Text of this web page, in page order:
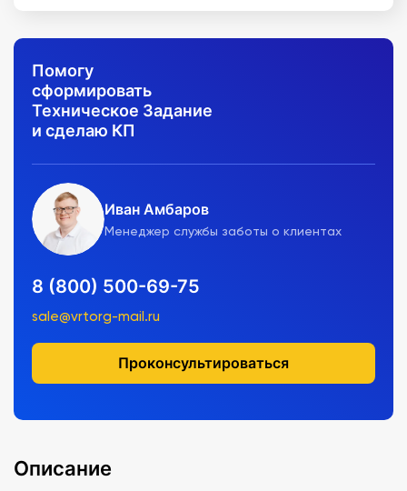
Помогу
сформировать
Техническое Задание
и сделаю КП
Иван Амбаров
Менеджер службы заботы о клиентах
8 (800) 500-69-75
sale@vrtorg-mail.ru
Проконсультироваться
Описание